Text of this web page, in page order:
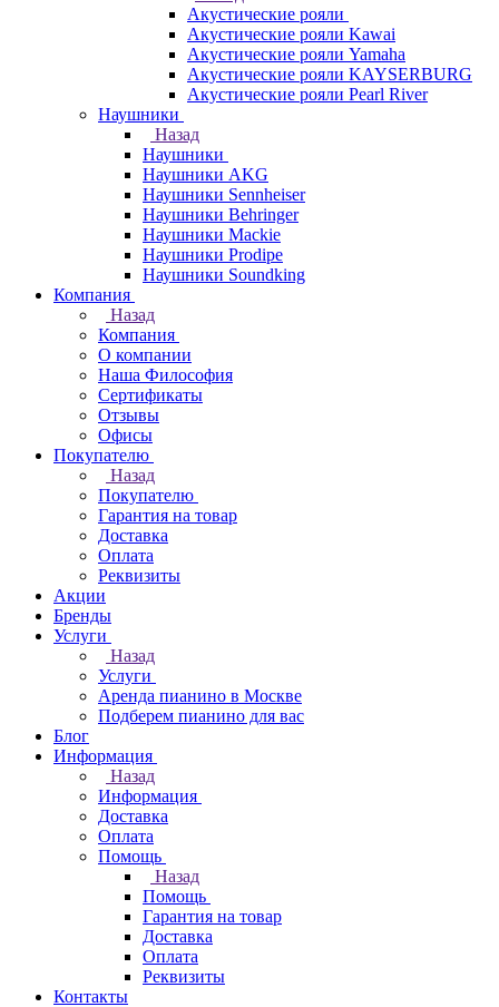
Акустические рояли
Акустические рояли Kawai
Акустические рояли Yamaha
Акустические рояли KAYSERBURG
Акустические рояли Pearl River
Наушники
Назад
Наушники
Наушники AKG
Наушники Sennheiser
Наушники Behringer
Наушники Mackie
Наушники Prodipe
Наушники Soundking
Компания
Назад
Компания
О компании
Наша Философия
Сертификаты
Отзывы
Офисы
Покупателю
Назад
Покупателю
Гарантия на товар
Доставка
Оплата
Реквизиты
Акции
Бренды
Услуги
Назад
Услуги
Аренда пианино в Москве
Подберем пианино для вас
Блог
Информация
Назад
Информация
Доставка
Оплата
Помощь
Назад
Помощь
Гарантия на товар
Доставка
Оплата
Реквизиты
Контакты